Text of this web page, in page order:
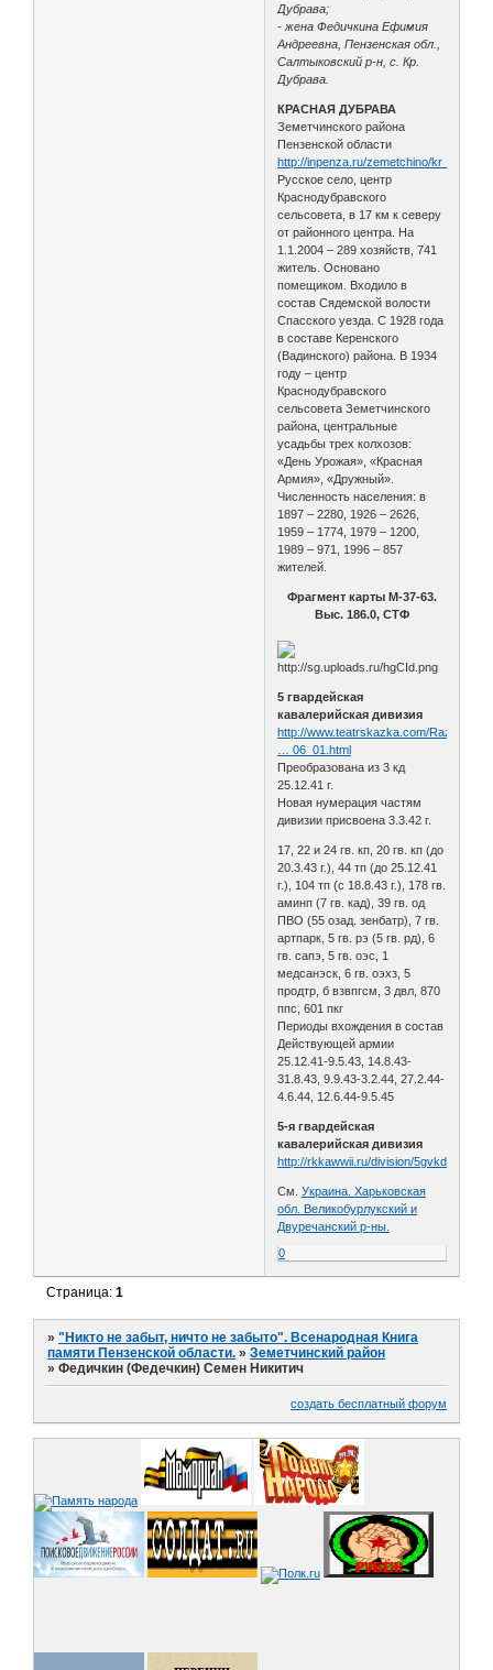
Дубрава;
- жена Федичкина Ефимия
Андреевна, Пензенская обл.,
Салтыковский р-н, с. Кр.
Дубрава.
КРАСНАЯ ДУБРАВА
Земетчинского района
Пензенской области
http://inpenza.ru/zemetchino/
Русское село, центр
Краснодубравского
сельсовета, в 17 км к северу
от районного центра. На
1.1.2004 – 289 хозяйств, 741
житель. Основано
помещиком. Входило в
состав Сядемской волости
Спасского уезда. С 1928 года
в составе Керенского
(Вадинского) района. В 1934
году – центр
Краснодубравского
сельсовета Земетчинского
района, центральные
усадьбы трех колхозов:
«День Урожая», «Красная
Армия», «Дружный».
Численность населения: в
1897 – 2280, 1926 – 2626,
1959 – 1774, 1979 – 1200,
1989 – 971, 1996 – 857
жителей.
Фрагмент карты М-37-63.
Выс. 186.0, СТФ
5 гвардейская
кавалерийская дивизия
http://www.teatrskazka.com/Raznoe/
… 06_01.html
Преобразована из 3 кд
25.12.41 г.
Новая нумерация частям
дивизии присвоена 3.3.42 г.
17, 22 и 24 гв. кп, 20 гв. кп (до
20.3.43 г.), 44 тп (до 25.12.41
г.), 104 тп (с 18.8.43 г.), 178 гв.
аминп (7 гв. кад), 39 гв. од
ПВО (55 озад. зенбатр), 7 гв.
артпарк, 5 гв. рэ (5 гв. рд), 6
гв. сапэ, 5 гв. оэс, 1
медсанэск, 6 гв. оэхз, 5
продтр, б взвпгсм, 3 двл, 870
ппс, 601 пкг
Периоды вхождения в состав
Действующей армии
25.12.41-9.5.43, 14.8.43-
31.8.43, 9.9.43-3.2.44, 27.2.44-
4.6.44, 12.6.44-9.5.45
5-я гвардейская
кавалерийская дивизия
http://rkkawwii.ru/division/5gvkdf1
См.Украина. Харьковская
обл. Великобурлукский и
Двуречанский р-ны.
0
Страница:1
»"Никто не забыт, ничто не забыто". Всенародная Книга
памяти Пензенской области. »Земетчинский район
»Федичкин (Федечкин) Семен Никитич
создать бесплатный форум